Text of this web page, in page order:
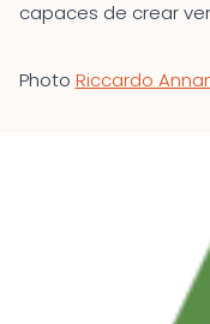
capaces de crear
Photo Riccardo